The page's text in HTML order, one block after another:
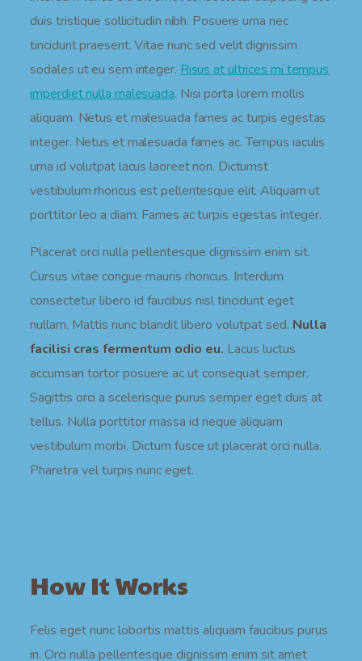
duis tristique sollicitudin nibh. Posuere urna nec
tincidunt praesent. Vitae nunc sed velit dignissim
sodales ut eu sem integer. Risus at ultrices mi tempus
imperdiet nulla malesuada. Nisi porta lorem mollis
aliquam. Netus et malesuada fames ac turpis egestas
integer. Netus et malesuada fames ac. Tempus iaculis
urna id volutpat lacus laoreet non. Dictumst
vestibulum rhoncus est pellentesque elit. Aliquam ut
porttitor leo a diam. Fames ac turpis egestas integer.
Placerat orci nulla pellentesque dignissim enim sit.
Cursus vitae congue mauris rhoncus. Interdum
consectetur libero id faucibus nisl tincidunt eget
nullam. Mattis nunc blandit libero volutpat sed. Nulla
facilisi cras fermentum odio eu. Lacus luctus
accumsan tortor posuere ac ut consequat semper.
Sagittis orci a scelerisque purus semper eget duis at
tellus. Nulla porttitor massa id neque aliquam
vestibulum morbi. Dictum fusce ut placerat orci nulla.
Pharetra vel turpis nunc eget.
How It Works
Felis eget nunc lobortis mattis aliquam faucibus purus
in. Orci nulla pellentesque dignissim enim sit amet